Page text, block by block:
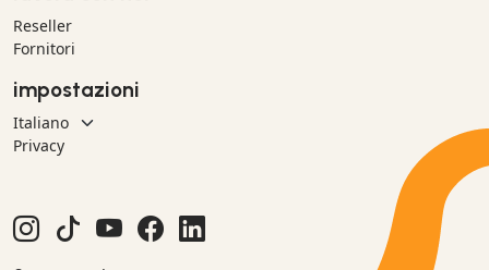
Reseller
Fornitori
impostazioni
Privacy